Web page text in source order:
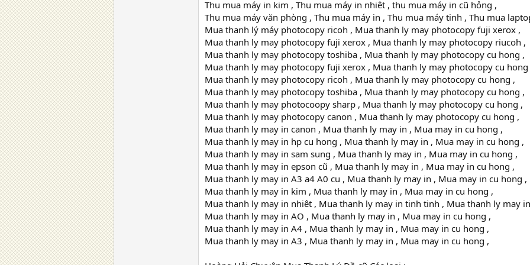
Thu mua máy in kim , Thu mua máy in nhiêt , thu mua máy in cũ hỏng ,
Thu mua máy văn phòng , Thu mua máy in , Thu mua máy tinh , Thu mua
Mua thanh lý máy photocopy ricoh , Mua thanh ly may photocopy fuji xerox ,
Mua thanh ly may photocopy fuji xerox , Mua thanh ly may photocopy riucoh ,
Mua thanh ly may photocopy toshiba , Mua thanh ly may photocopy cu hong ,
Mua thanh ly may photocopy fuji xerox , Mua thanh ly may photocopy cu hong
Mua thanh ly may photocopy ricoh , Mua thanh ly may photocopy cu hong ,
Mua thanh ly may photocopy toshiba , Mua thanh ly may photocopy cu hong ,
Mua thanh ly may photocoopy sharp , Mua thanh ly may photocopy cu hong ,
Mua thanh ly may photocopy canon , Mua thanh ly may photocopy cu hong ,
Mua thanh ly may in canon , Mua thanh ly may in , Mua may in cu hong ,
Mua thanh ly may in hp cu hong , Mua thanh ly may in , Mua may in cu hong ,
Mua thanh ly may in sam sung , Mua thanh ly may in , Mua may in cu hong ,
Mua thanh ly may in epson cũ , Mua thanh ly may in , Mua may in cu hong ,
Mua thanh ly may in A3 a4 A0 cu , Mua thanh ly may in , Mua may in cu hong ,
Mua thanh ly may in kim , Mua thanh ly may in , Mua may in cu hong ,
Mua thanh ly may in nhiêt , Mua thanh ly may in tinh tinh , Mua thanh ly may
Mua thanh ly may in AO , Mua thanh ly may in , Mua may in cu hong ,
Mua thanh ly may in A4 , Mua thanh ly may in , Mua may in cu hong ,
Mua thanh ly may in A3 , Mua thanh ly may in , Mua may in cu hong ,